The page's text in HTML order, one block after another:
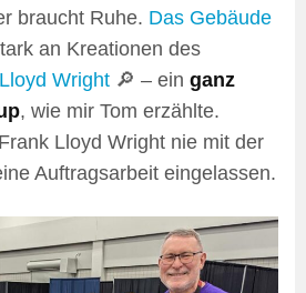
braucht Ruhe. Das Gebäude
an Kreationen des
Wright 🔎 – ein ganz
, wie mir Tom erzählte.
Lloyd Wright nie mit der
Auftragsarbeit eingelassen.